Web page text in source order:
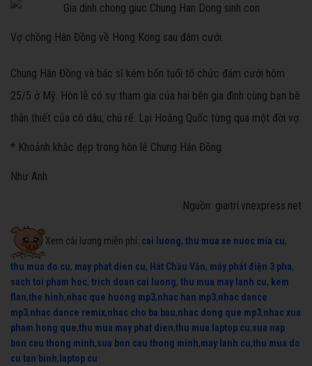
Vợ chồng Hân Đồng về Hong Kong sau đám cưới.
Chung Hân Đồng và bác sĩ kém bốn tuổi tổ chức đám cưới hôm
25/5 ở Mỹ. Hôn lễ có sự tham gia của hai bên gia đình cùng bạn bè
thân thiết của cô dâu, chú rể. Lại Hoằng Quốc từng qua một đời vợ.
* Khoảnh khắc đẹp trong hôn lễ Chung Hân Đồng
Như Anh
Nguồn: giaitri.vnexpress.net
Xem cải lương miễn phí: cai luong, thu mua xe nuoc mia cu,
thu mua do cu, may phat dien cu, Hát Chầu Văn, máy phát điện 3 pha,
sach toi pham hoc, trich doan cai luong, thu mua may lanh cu, kem
flan,the hinh,nhac que huong mp3,nhac han mp3,nhac dance
mp3,nhac dance remix,nhac cho ba bau,nhac dong que mp3,nhac xua
pham hong que,thu mua may phat dien,thu mua laptop cu,sua nap
bon cau thong minh,sua bon cau thong minh,may lanh cu,thu mua do
cu tan binh, laptop cu